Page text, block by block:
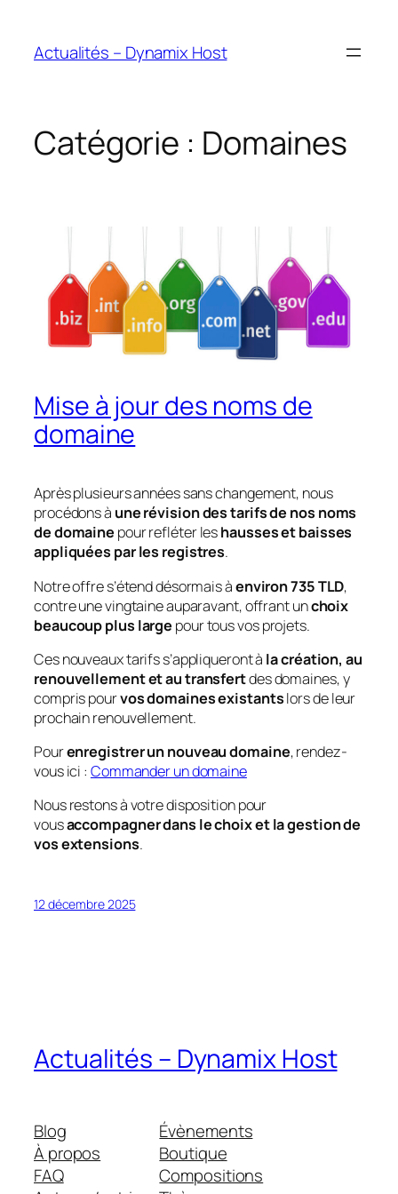
contenu
Actualités – Dynamix Host
Catégorie : Domaines
Mise à jour des noms de
domaine
Après plusieurs années sans changement, nous
procédons à une révision des tarifs de nos noms
de domaine pour refléter leshausses et baisses
appliquées par les registres.
Notre offre s’étend désormais àenviron 735 TLD,
contre une vingtaine auparavant, offrant unchoix
beaucoup plus large pour tous vos projets.
Ces nouveaux tarifs s’appliqueront à la création, au
renouvellement et au transfertdes domaines, y
compris pourvos domaines existantslors de leur
prochain renouvellement.
Pourenregistrer un nouveau domaine, rendez-
vous ici : Commander un domaine
Nous restons à votre disposition pour
vousaccompagner dans le choix et la gestion de
vos extensions.
12 décembre 2025
Actualités – Dynamix Host
Blog
À propos
FAQ
Évènements
Boutique
Compositions